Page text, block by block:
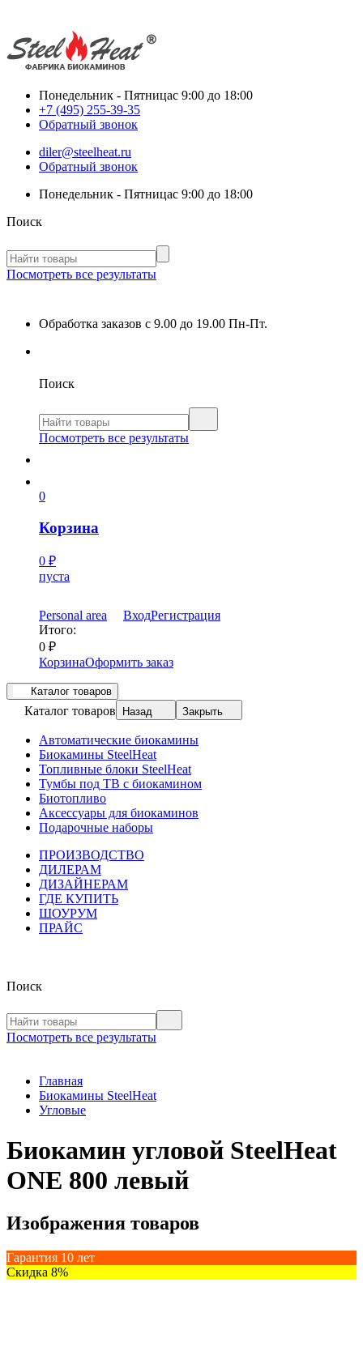
Понедельник - Пятницас 9:00 до 18:00
+7 (495) 255-39-35
Обратный звонок
diler@steelheat.ru
Обратный звонок
Понедельник - Пятницас 9:00 до 18:00
Поиск
Посмотреть все результаты
Обработка заказов с 9.00 до 19.00 Пн-Пт.
Поиск
Посмотреть все результаты
0
Корзина
0 ₽
пуста
Personal area ВходРегистрация
Итого:
0 ₽
КорзинаОформить заказ
Каталог товаров
Каталог товаров Назад Закрыть
Автоматические биокамины
Биокамины SteelHeat
Топливные блоки SteelHeat
Тумбы под ТВ с биокамином
Биотопливо
Аксессуары для биокаминов
Подарочные наборы
ПРОИЗВОДСТВО
ДИЛЕРАМ
ДИЗАЙНЕРАМ
ГДЕ КУПИТЬ
ШОУРУМ
ПРАЙС
Поиск
Посмотреть все результаты
Главная
Биокамины SteelHeat
Угловые
Биокамин угловой SteelHeat
ONE 800 левый
Изображения товаров
Гарантия 10 лет
Скидка 8%